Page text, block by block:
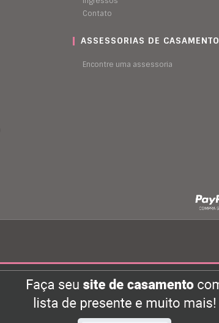
Contato
ASSESSORIAS DE CASAMENTO
Encontre uma assessoria